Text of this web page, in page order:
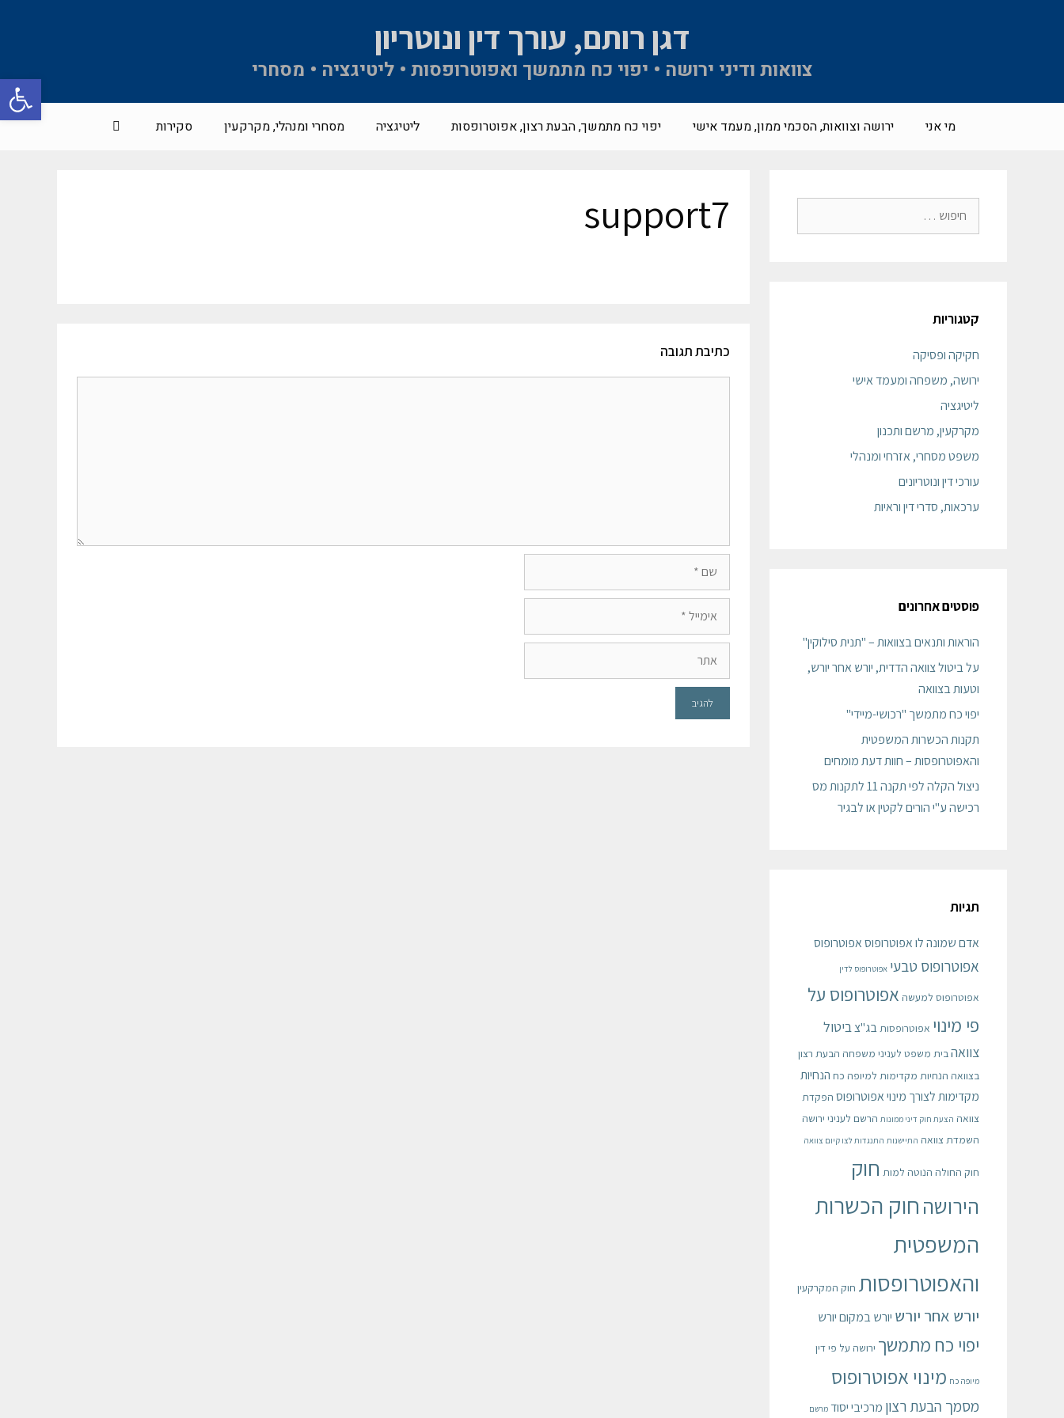
פתח
דגן רותם, עורך דין ונוטריון
צוואות ודיני ירושה • יפוי כח מתמשך ואפוטרופסות • ליטיגציה • מסחרי
מי אני ירושה וצוואות, הסכמי ממון, מעמד אישי יפוי כח מתמשך, הבעת רצון, אפוטרופסות ליטיגציה מסחרי ומנהלי, מקרקעין סקירות
support7
כתיבת תגובה
קטגוריות
חקיקה ופסיקה
ירושה, משפחה ומעמד אישי
ליטיגציה
מקרקעין, מרשם ותכנון
משפט מסחרי, אזרחי ומנהלי
עורכי דין ונוטריונים
ערכאות, סדרי דין וראיות
פוסטים אחרונים
הוראות ותנאים בצוואות – "תנית סילוקין"
על ביטול צוואה הדדית, יורש אחר יורש,
וטעות בצוואה
יפוי כח מתמשך "רכושי-מיידי"
תקנות הכשרות המשפטית
והאפוטרופסות – חוות דעת מומחים
ניצול הקלה לפי תקנה 11 לתקנות מס
רכישה ע"י הורים לקטין או לבגיר
תגיות
אדם שמונה לו אפוטרופוסאפוטרופוס
אפוטרופוס טבעי אפוטרופוס לדין
אפוטרופוס למעשה אפוטרופוס על
פי מינוי אפוטרופסותבג"צביטול
צוואהבית משפט לעניני משפחה הבעת רצון
בצוואה הנחיות מקדימות למיופה כח הנחיות
מקדימות לצורך מינוי אפוטרופוס הפקדת
צוואה הצעת חוק דיני ממונות הרשם לעניני ירושה
השמדת צוואה התיישנות התנגדות לצו קיום צוואה
חוק החולה הנוטה למות חוק
הירושהחוק הכשרות
המשפטית
והאפוטרופסות חוק המקרקעין
יורש אחר יורש יורש במקום יורש
יפוי כח מתמשך ירושה על פי דין
מיופה כח מינוי אפוטרופוס
מסמך הבעת רצון מרכיבי יסוד מרשם